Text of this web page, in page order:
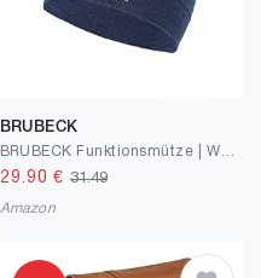
BRUBECK
BRUBECK Funktionsmütze | Wandermütze | Sportmütze | Fahrradmütze | Outdoor Mütze | HM10180
29.90 € 31.49
Amazon